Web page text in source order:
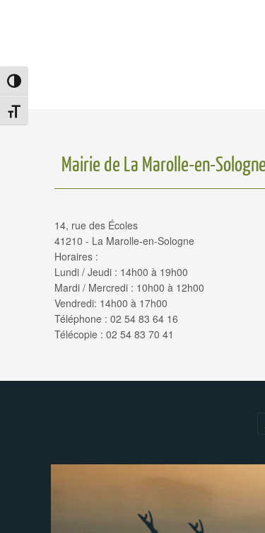
Passer en contraste élevé
Changer la taille de la police
Mairie de La Marolle-en-Sologne
14, rue des Écoles
41210 - La Marolle-en-Sologne
Horaires :
Lundi / Jeudi : 14h00 à 19h00
Mardi / Mercredi : 10h00 à 12h00
Vendredi: 14h00 à 17h00
Téléphone : 02 54 83 64 16
Télécopie : 02 54 83 70 41